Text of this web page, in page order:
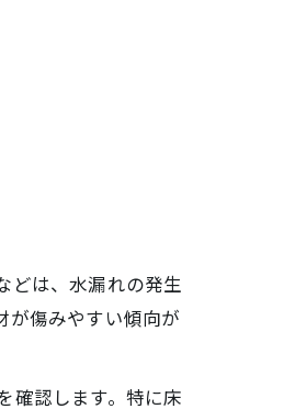
どは、水漏れの発生
が傷みやすい傾向が
確認します。特に床